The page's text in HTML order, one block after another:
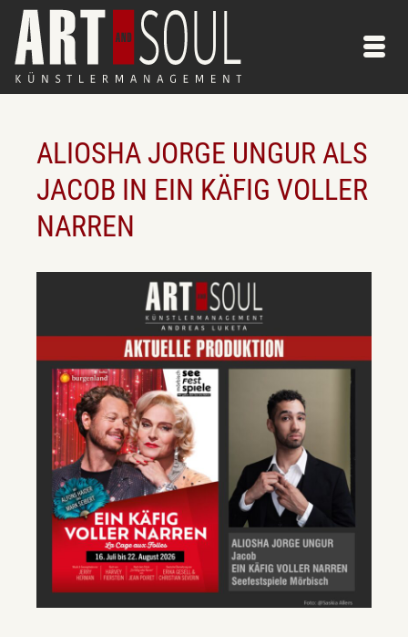
ALIOSHA JORGE UNGUR ALS
JACOB IN EIN KÄFIG VOLLER
NARREN